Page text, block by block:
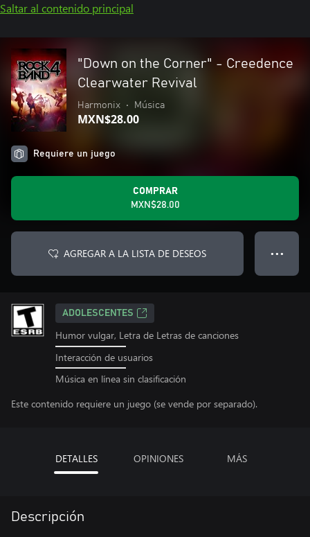
Saltar al contenido principal
"Down on the Corner" - Creedence
Clearwater Revival
Harmonix • Música
MXN$28.00
Requiere un juego
COMPRAR
MXN$28.00
AGREGAR A LA LISTA DE DESEOS ● ● ●
ADOLESCENTES
Humor vulgar, Letra de Letras de canciones
Interacción de usuarios
Música en línea sin clasificación
Este contenido requiere un juego (se vende por separado).
DETALLES OPINIONES MÁS
Descripción